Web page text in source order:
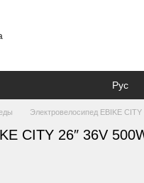
Рус
Электровелосипед EBIKE CITY
CITY 26″ 36V